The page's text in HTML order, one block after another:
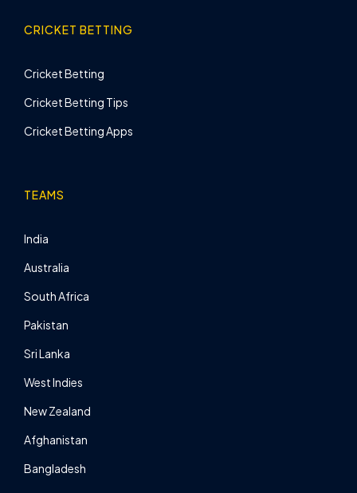
CRICKET BETTING
Cricket Betting
Cricket Betting Tips
Cricket Betting Apps
TEAMS
India
Australia
South Africa
Pakistan
Sri Lanka
West Indies
New Zealand
Afghanistan
Bangladesh